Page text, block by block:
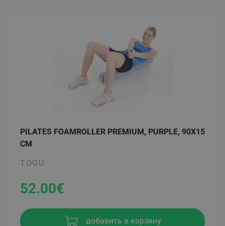
PILATES FOAMROLLER PREMIUM, PURPLE, 90X15
CM
TOGU
52.00€
добавить в корзину